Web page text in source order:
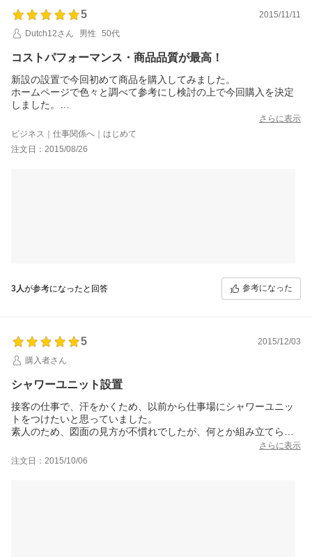
5
2015/11/11
Dutch12さん
男性 50代
コストパフォーマンス・商品品質が最高！
新設の設置で今回初めて商品を購入してみました。
ホームページで色々と調べて参考にし検討の上で今回購入を決定
しました。
・商品品質の良さ（他メーカーTO・・LIX・・製品と変わらな
・施工時間の短さ（簡単）
かなり無理を色々と対応して頂き誠に感謝しております。
は？と思います。
この度は有難う御座いました。
さらに表示
ビジネス｜仕事関係へ｜はじめて
注文日：2015/08/26
3人が参考になったと回答 参考になった
5
2015/12/03
購入者さん
シャワーユニット設置
接客の仕事で、汗をかくため、以前から仕事場にシャワーユニッ
トをつけたいと思っていました。
素人のため、図面の見方が不慣れでしたが、何とか組み立てられ
ました。0708verの専用図面や各部の完成写真があると、もう少し
早く仕上げられたかなと思いました。
さらに表示
注文日：2015/10/06